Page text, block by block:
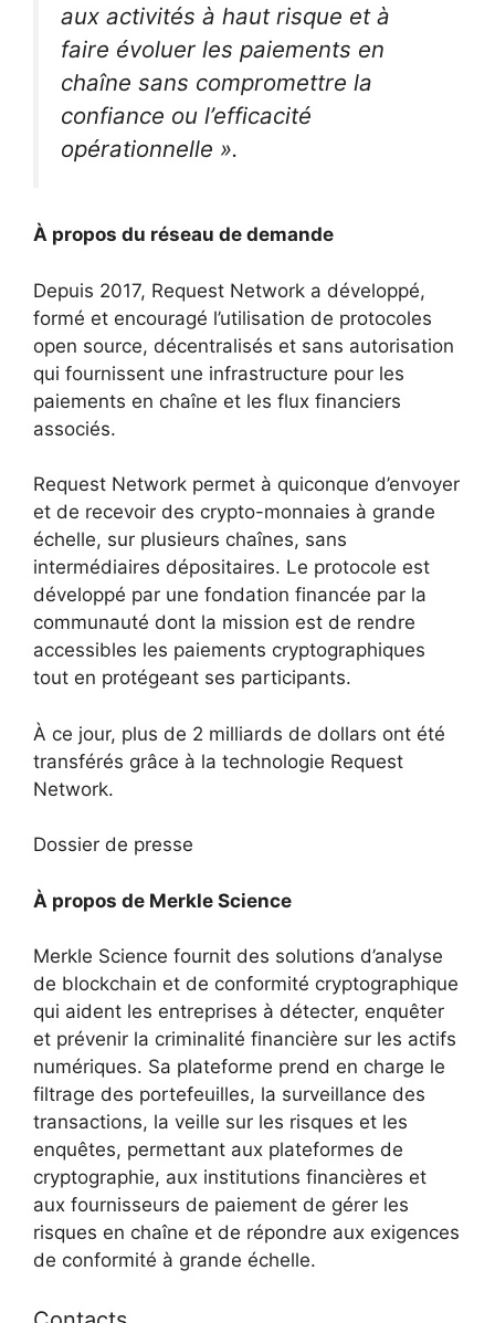
aux activités à haut risque et à
faire évoluer les paiements en
chaîne sans compromettre la
confiance ou l’efficacité
opérationnelle ».
À propos du réseau de demande
Depuis 2017, Request Network a développé,
formé et encouragé l’utilisation de protocoles
open source, décentralisés et sans autorisation
qui fournissent une infrastructure pour les
paiements en chaîne et les flux financiers
associés.
Request Network permet à quiconque d’envoyer
et de recevoir des crypto-monnaies à grande
échelle, sur plusieurs chaînes, sans
intermédiaires dépositaires. Le protocole est
développé par une fondation financée par la
communauté dont la mission est de rendre
accessibles les paiements cryptographiques
tout en protégeant ses participants.
À ce jour, plus de 2 milliards de dollars ont été
transférés grâce à la technologie Request
Network.
Dossier de presse
À propos de Merkle Science
Merkle Science fournit des solutions d’analyse
de blockchain et de conformité cryptographique
qui aident les entreprises à détecter, enquêter
et prévenir la criminalité financière sur les actifs
numériques. Sa plateforme prend en charge le
filtrage des portefeuilles, la surveillance des
transactions, la veille sur les risques et les
enquêtes, permettant aux plateformes de
cryptographie, aux institutions financières et
aux fournisseurs de paiement de gérer les
risques en chaîne et de répondre aux exigences
de conformité à grande échelle.